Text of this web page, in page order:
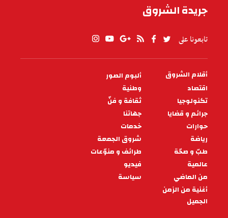
جريدة الشروق
تابعونا على
PIED
DE
PAGE
أقلام الشروق
ألبوم الصور
اقتصاد
وطنية
تكنولوجيا
ثقافة و فنّ
جرائم و قضايا
جهاتنا
حوارات
خدمات
رياضة
شروق الجمعة
طبّ و صحّة
طرائف و منوّعات
عالمية
فيديو
من الماضي
سياسة
أغنية من الزمن
الجميل